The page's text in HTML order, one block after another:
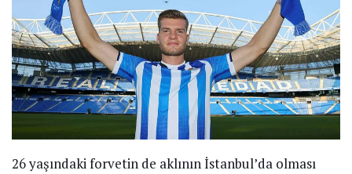
26 yaşındaki forvetin de aklının İstanbul’da olması